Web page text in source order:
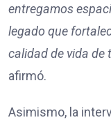
entregamos
legado que
calidad de vida de
afirmó.
Asimismo, la